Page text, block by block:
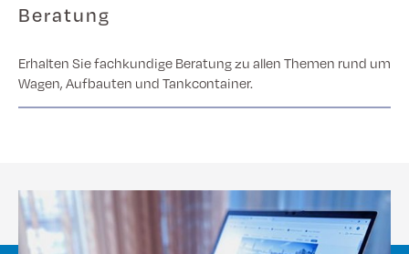
Beratung
Erhalten Sie fachkundige Beratung zu allen Themen rund um
Wagen, Aufbauten und Tankcontainer.